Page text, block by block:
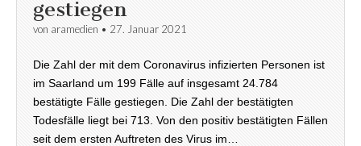
gestiegen
von aramedien • 27. Januar 2021
Die Zahl der mit dem Coronavirus infizierten Personen ist
im Saarland um 199 Fälle auf insgesamt 24.784
bestätigte Fälle gestiegen. Die Zahl der bestätigten
Todesfälle liegt bei 713. Von den positiv bestätigten Fällen
seit dem ersten Auftreten des Virus im…